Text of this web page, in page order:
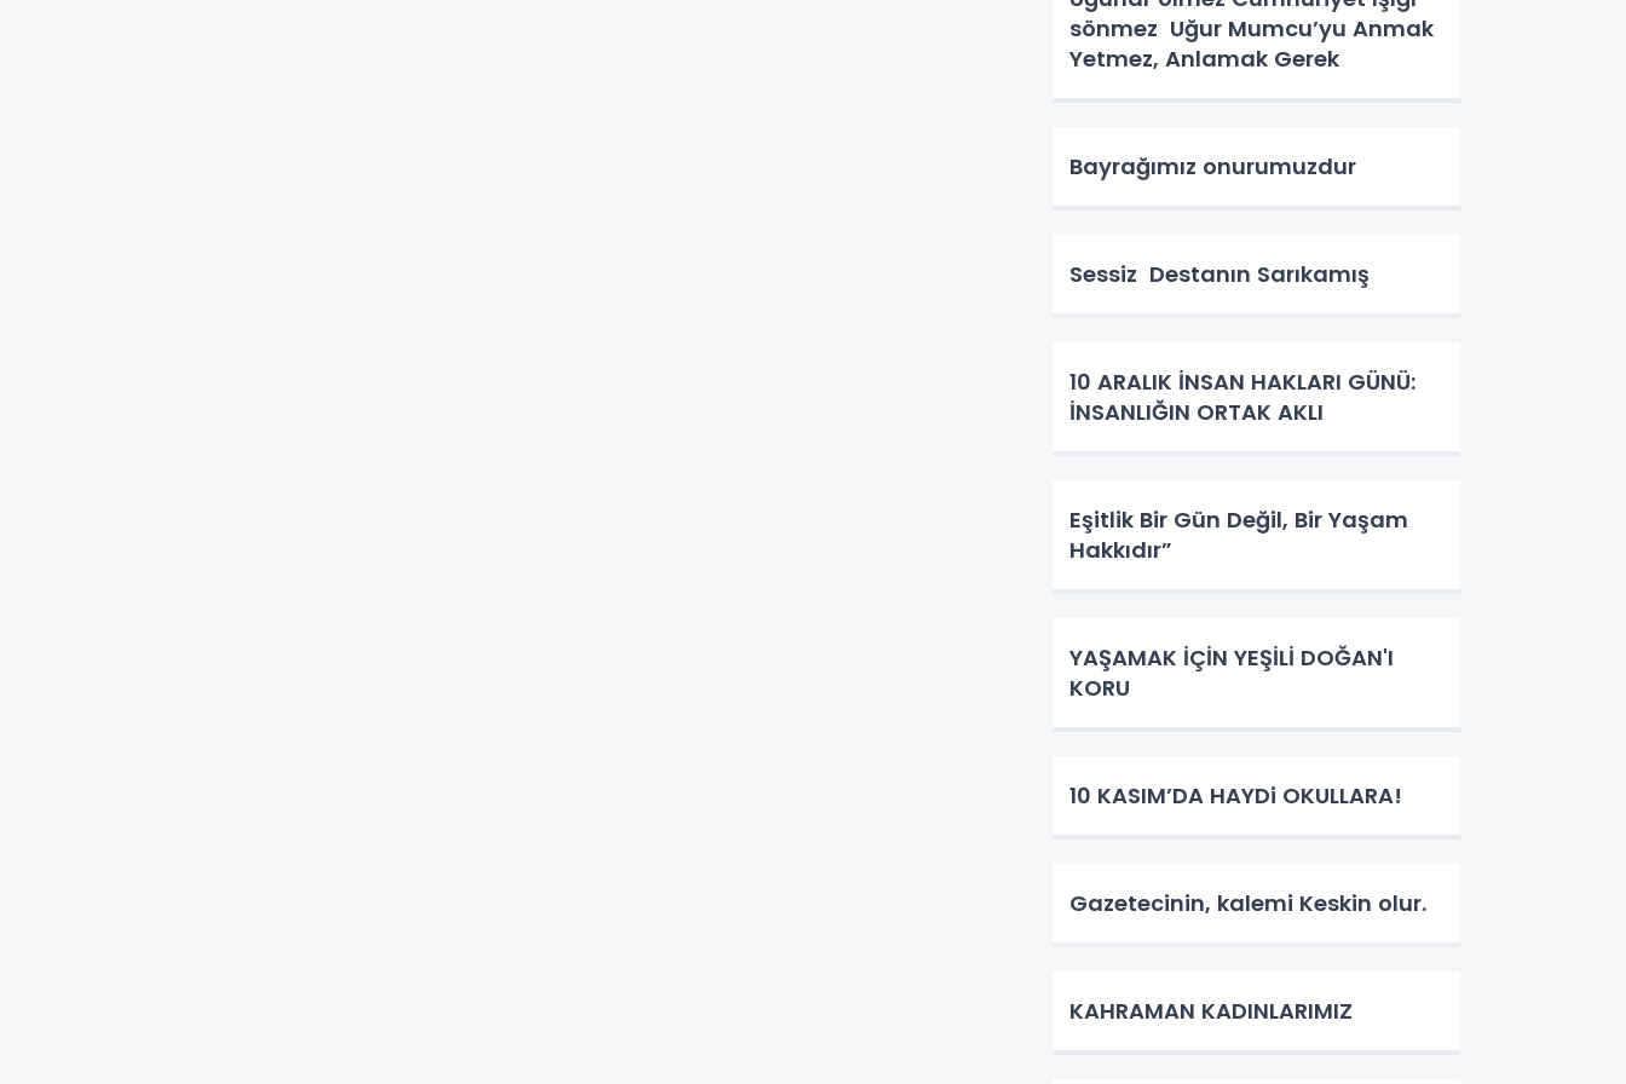
sönmez Uğur Mumcu’yu Anmak
Yetmez, Anlamak Gerek
Bayrağımız onurumuzdur
Sessiz Destanın Sarıkamış
10 ARALIK İNSAN HAKLARI GÜNÜ:
İNSANLIĞIN ORTAK AKLI
Eşitlik Bir Gün Değil, Bir Yaşam
Hakkıdır”
YAŞAMAK İÇİN YEŞİLİ DOĞAN'I
KORU
10 KASIM’DA HAYDi OKULLARA!
Gazetecinin, kalemi Keskin olur.
KAHRAMAN KADINLARIMIZ